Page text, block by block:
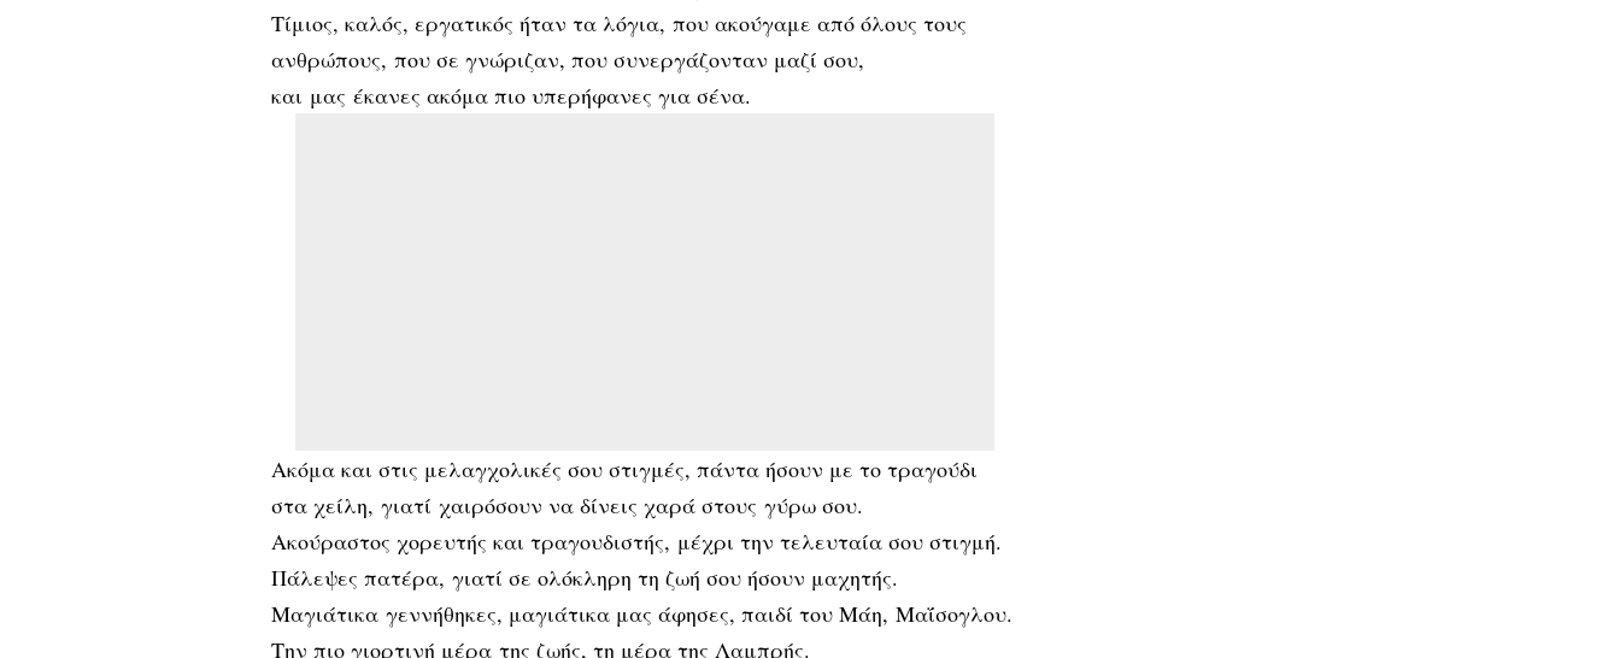
Τίμιος, καλός, εργατικός ήταν τα λόγια, που ακούγαμε από όλους τους
ανθρώπους, που σε γνώριζαν, που συνεργάζονταν μαζί σου,
και μας έκανες ακόμα πιο υπερήφανες για σένα.
Ακόμα και στις μελαγχολικές σου στιγμές, πάντα ήσουν με το τραγούδι
στα χείλη, γιατί χαιρόσουν να δίνεις χαρά στους γύρω σου.
Ακούραστος χορευτής και τραγουδιστής, μέχρι την τελευταία σου στιγμή.
Πάλεψες πατέρα, γιατί σε ολόκληρη τη ζωή σου ήσουν μαχητής.
Μαγιάτικα γεννήθηκες, μαγιάτικα μας άφησες, παιδί του Μάη, Μαΐσογλου.
Την πιο γιορτινή μέρα της ζωής, τη μέρα της Λαμπρής.